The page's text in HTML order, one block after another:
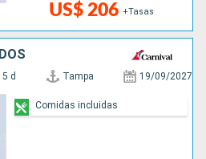
US$ 206 +Tasas
5 d Tampa 19/09/2027
Comidas incluidas